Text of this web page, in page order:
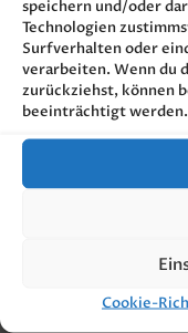
speichern und/oder
Technologien
Surfverhalten oder
verarbeiten. Wenn du
zurückziehst, können
beeinträchtigt werden.
Cookie-
gleichzeitig
sauber in der
Wenn gerade
und keine
etwas, das
ehrenamtliches